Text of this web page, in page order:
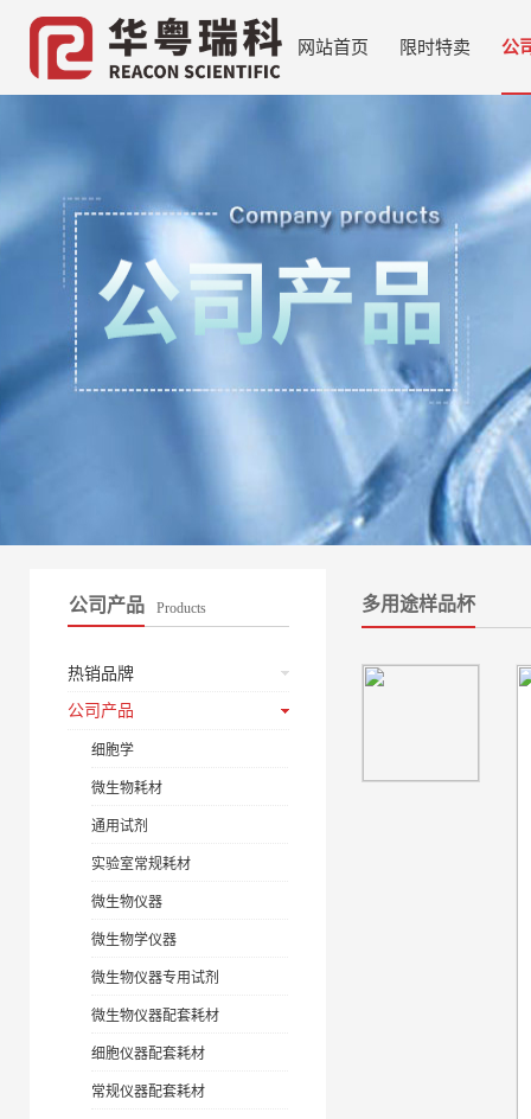
网站首页 限时特卖 公
公司产品 Products
热销品牌
公司产品
细胞学
微生物耗材
通用试剂
实验室常规耗材
微生物仪器
微生物学仪器
微生物仪器专用试剂
微生物仪器配套耗材
细胞仪器配套耗材
常规仪器配套耗材
多用途样品杯